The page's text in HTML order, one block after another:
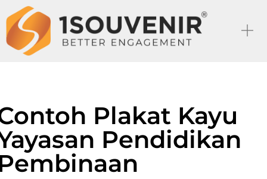
Plakat Kayu
Pendidikan